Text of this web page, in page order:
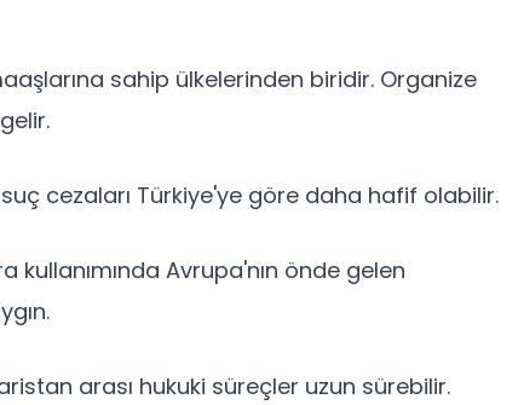
sahip ülkelerinden biridir. Organize
cezaları Türkiye'ye göre daha hafif olabilir.
kullanımında Avrupa'nın önde gelen
arası hukuki süreçler uzun sürebilir.